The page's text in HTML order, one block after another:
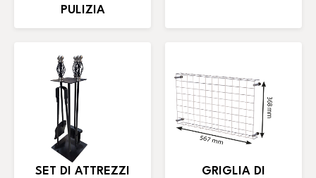
PULIZIA
SET DI ATTREZZI
GRIGLIA DI